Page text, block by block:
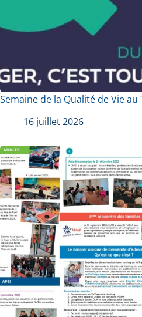
Semaine de la Qualité de Vie au
16 juillet 2026